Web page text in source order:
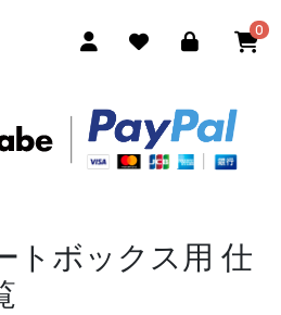
0
トボックス用 仕